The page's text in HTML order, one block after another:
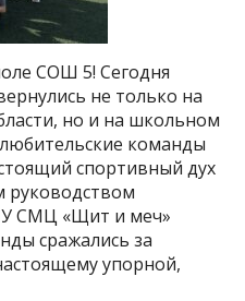
СОШ 5! Сегодня
не только на
но и на школьном
команды
спортивный дух
руководством
СМЦ «Щит и меч»
сражались за
упорной,